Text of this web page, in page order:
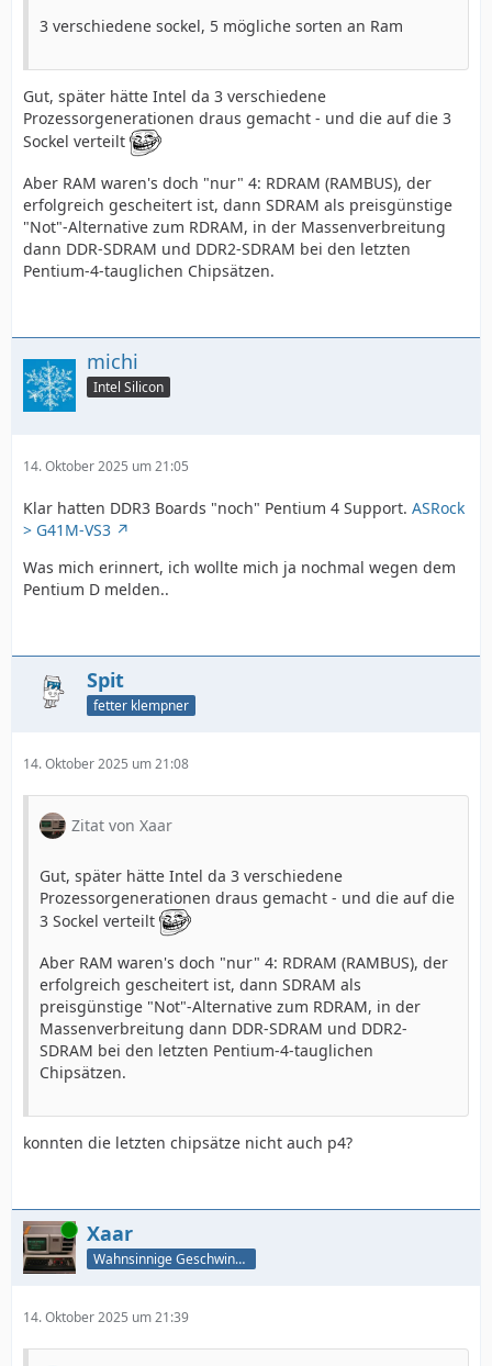
3 verschiedene sockel, 5 mögliche sorten an Ram
Gut, später hätte Intel da 3 verschiedene
Prozessorgenerationen draus gemacht - und die auf die 3
Sockel verteilt
Aber RAM waren's doch "nur" 4: RDRAM (RAMBUS), der
erfolgreich gescheitert ist, dann SDRAM als preisgünstige
"Not"-Alternative zum RDRAM, in der Massenverbreitung
dann DDR-SDRAM und DDR2-SDRAM bei den letzten
Pentium-4-tauglichen Chipsätzen.
michi
Intel Silicon
14. Oktober 2025 um 21:05
Klar hatten DDR3 Boards "noch" Pentium 4 Support. ASRock
> G41M-VS3
Was mich erinnert, ich wollte mich ja nochmal wegen dem
Pentium D melden..
Spit
fetter klempner
14. Oktober 2025 um 21:08
Zitat von Xaar
Gut, später hätte Intel da 3 verschiedene
Prozessorgenerationen draus gemacht - und die auf die
3 Sockel verteilt
Aber RAM waren's doch "nur" 4: RDRAM (RAMBUS), der
erfolgreich gescheitert ist, dann SDRAM als
preisgünstige "Not"-Alternative zum RDRAM, in der
Massenverbreitung dann DDR-SDRAM und DDR2-
SDRAM bei den letzten Pentium-4-tauglichen
Chipsätzen.
konnten die letzten chipsätze nicht auch p4?
Online Xaar
Wahnsinnige Geschwindigkeit - und los!
14. Oktober 2025 um 21:39